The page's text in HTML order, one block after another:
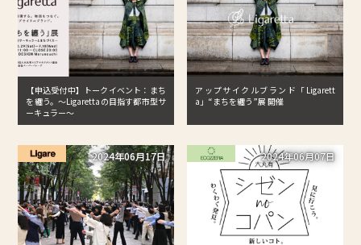
【申込受付中】トークイベント：まち
を纏う。〜Ligarettaの目指す都市型サ
ーキュラー〜
アップサイクルブランド「Ligarett
a」“まちを纏う”展 開催
2024年06月17日 2024年06月07日